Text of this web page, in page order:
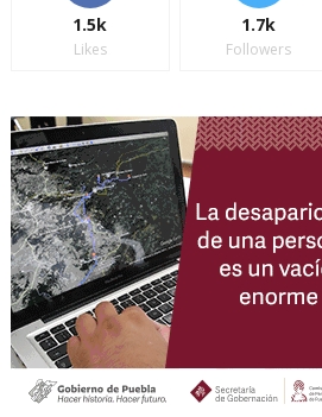
1.5k
Likes
1.7k
Followers